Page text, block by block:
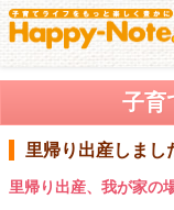
子育
里帰り出産しまし
里帰り出産、我が家の